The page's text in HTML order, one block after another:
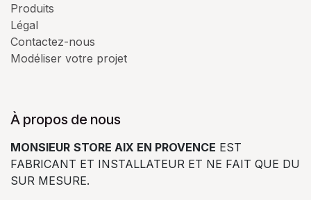
Produits
Légal
Contactez-nous
Modéliser votre projet
À propos de nous
MONSIEUR STORE AIX EN PROVENCE EST
FABRICANT ET INSTALLATEUR ET NE FAIT QUE DU
SUR MESURE.